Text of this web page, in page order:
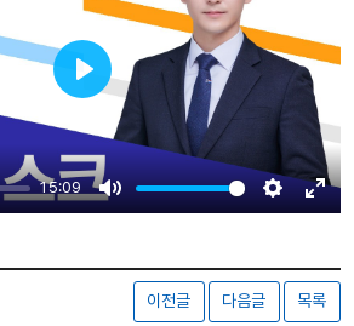
15:09
Mute Settings
Play
이전글 다음글 목록